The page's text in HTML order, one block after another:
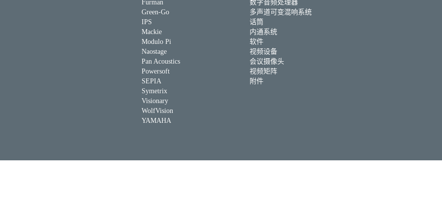
Furman
Green-Go
IPS
Mackie
Modulo Pi
Naostage
Pan Acoustics
Powersoft
SEPIA
Symetrix
Visionary
WolfVision
YAMAHA
数字音频处理器
多声道可变混响系统
话筒
内通系统
软件
视频设备
会议摄像头
视频矩阵
附件